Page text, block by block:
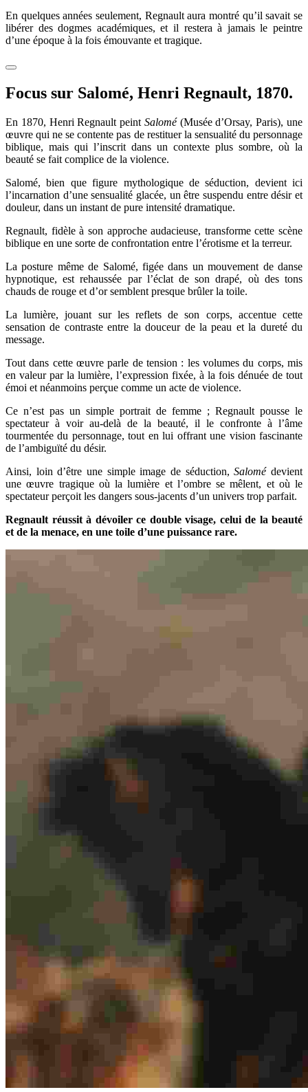
En quelques années seulement, Regnault aura montré qu’il savait se
libérer des dogmes académiques, et il restera à jamais le peintre
d’une époque à la fois émouvante et tragique.
Focus sur Salomé, Henri Regnault, 1870.
En 1870, Henri Regnault peint Salomé(Musée d’Orsay, Paris), une
œuvre qui ne se contente pas de restituer la sensualité du personnage
biblique, mais qui l’inscrit dans un contexte plus sombre, où la
beauté se fait complice de la violence.
Salomé, bien que figure mythologique de séduction, devient ici
l’incarnation d’une sensualité glacée, un être suspendu entre désir et
douleur, dans un instant de pure intensité dramatique.
Regnault, fidèle à son approche audacieuse, transforme cette scène
biblique en une sorte de confrontation entre l’érotisme et la terreur.
La posture même de Salomé, figée dans un mouvement de danse
hypnotique, est rehaussée par l’éclat de son drapé, où des tons
chauds de rouge et d’or semblent presque brûler la toile.
La lumière, jouant sur les reflets de son corps, accentue cette
sensation de contraste entre la douceur de la peau et la dureté du
message.
Tout dans cette œuvre parle de tension : les volumes du corps, mis
en valeur par la lumière, l’expression fixée, à la fois dénuée de tout
émoi et néanmoins perçue comme un acte de violence.
Ce n’est pas un simple portrait de femme ; Regnault pousse le
spectateur à voir au-delà de la beauté, il le confronte à l’âme
tourmentée du personnage, tout en lui offrant une vision fascinante
de l’ambiguïté du désir.
Ainsi, loin d’être une simple image de séduction,Salomédevient
une œuvre tragique où la lumière et l’ombre se mêlent, et où le
spectateur perçoit les dangers sous-jacents d’un univers trop parfait.
Regnault réussit à dévoiler ce double visage, celui de la beauté
et de la menace, en une toile d’une puissance rare.